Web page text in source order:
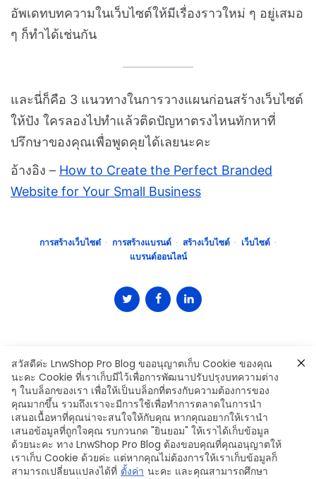
อัพเดทบทความในเว็บไซต์ให้มีเรื่องราวใหม่ ๆ อยู่เสมอ
ๆ ก็ทำได้เช่นกัน
และนี่ก็คือ 3 แนวทางในการวางแผนก่อนสร้างเว็บไซต์
ให้ปัง ใครลองไปทำแล้วติดปัญหาตรงไหนทักหาที่
ปรึกษาของคุณเพื่อพูดคุยได้เลยนะคะ
อ้างอิง – How to Create the Perfect Branded
Website for Your Small Business
การสร้างเว็บไซต๋ การสร้างแบรนด์ สร้างเว็บไซต์
เว็บไซต์
แบรนด์ออนไลน์
Leave a Comment
สวัสดีค่ะ LnwShop Pro Blog ขออนุญาตเก็บ Cookie ของคุณ
นะคะ Cookie ที่เราเก็บมีไว้เพื่อการพัฒนาปรับปรุงบทความต่าง
ๆ ในบล็อกของเรา เพื่อให้เป็นบล็อกที่ตรงกับความต้องการของ
คุณมากขึ้น รวมถึงเราจะมีการใช้เพื่อทำการตลาดในการนำ
เสนอเนื้อหาที่คุณน่าจะสนใจให้กับคุณ หากคุณอยากให้เรานำ
เสนอข้อมูลที่ถูกใจคุณ รบกวนกด "ยินยอม" ให้เราได้เก็บข้อมูล
ด้วยนะคะ ทาง LnwShop Pro Blog ต้องขอบคุณที่คุณอนุญาตให้
เราเก็บ Cookie ด้วยค่ะ แต่หากคุณไม่ต้องการให้เราเก็บข้อมูลก็
สามารถเปลี่ยนแปลงได้ที่ ตั้งค่า นะคะ และคุณสามารถศึกษา